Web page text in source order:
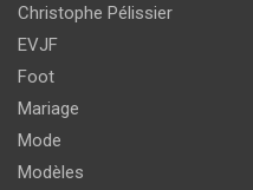
Christophe Pélissier
EVJF
Foot
Mariage
Mode
Modèles